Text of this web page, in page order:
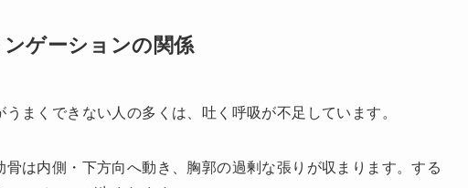
ゲーションの関係
うまくできない人の多くは、吐く呼吸が不足しています。
骨は内側・下方向へ動き、胸郭の過剰な張りが収まります。する